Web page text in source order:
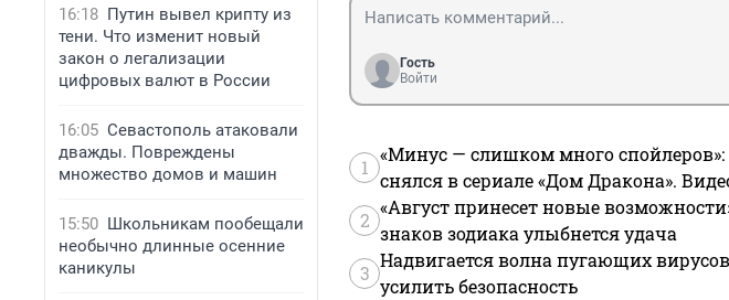
16:18 Путин вывел крипту из
тени. Что изменит новый
закон о легализации
цифровых валют в России
16:05 Севастополь атаковали
дважды. Повреждены
множество домов и машин
15:50 Школьникам пообещали
необычно длинные осенние
каникулы
Гость
Войти
1
«Минус — слишком много
снялся в сериале «Дом Дракона».
2
«Август принесет новые
знаков зодиака улыбнется удача
3
Надвигается волна пугающих
усилить безопасность